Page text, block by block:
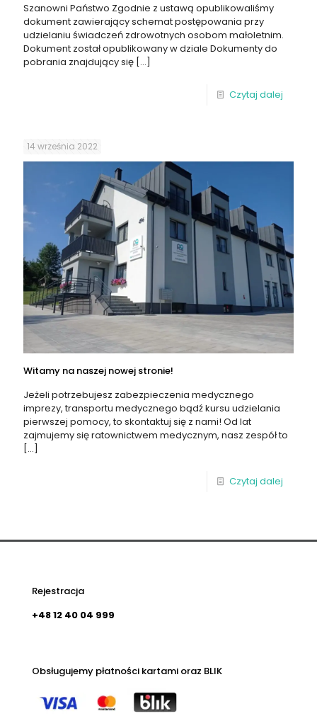
Szanowni Państwo Zgodnie z ustawą opublikowaliśmy
dokument zawierający schemat postępowania przy
udzielaniu świadczeń zdrowotnych osobom małoletnim.
Dokument został opublikowany w dziale Dokumenty do
pobrania znajdujący się […]
Czytaj dalej
14 września 2022
Witamy na naszej nowej stronie!
Jeżeli potrzebujesz zabezpieczenia medycznego
imprezy, transportu medycznego bądź kursu udzielania
pierwszej pomocy, to skontaktuj się z nami! Od lat
zajmujemy się ratownictwem medycznym, nasz zespół to
[…]
Czytaj dalej
Rejestracja
+48 12 40 04 999
Obsługujemy płatności kartami oraz BLIK